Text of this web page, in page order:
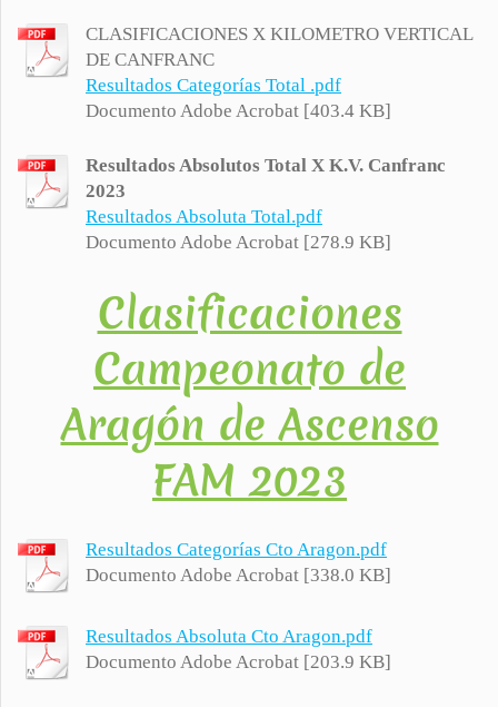
CLASIFICACIONES X KILOMETRO VERTICAL
DE CANFRANC
Resultados Categorías Total .pdf
Documento Adobe Acrobat [403.4 KB]
Resultados Absolutos Total X K.V. Canfranc
2023
Resultados Absoluta Total.pdf
Documento Adobe Acrobat [278.9 KB]
Clasificaciones
Campeonato de
Aragón de Ascenso
FAM 2023
Resultados Categorías Cto Aragon.pdf
Documento Adobe Acrobat [338.0 KB]
Resultados Absoluta Cto Aragon.pdf
Documento Adobe Acrobat [203.9 KB]